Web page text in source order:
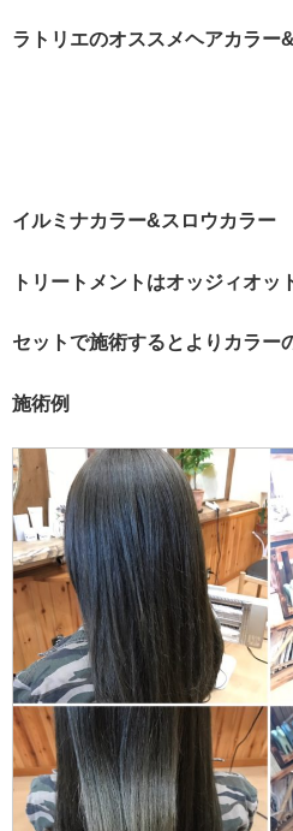
ラトリエのオススメヘアカラー
イルミナカラー&スロウカラー
トリートメントはオッジィオッ
セットで施術するとよりカラー
施術例